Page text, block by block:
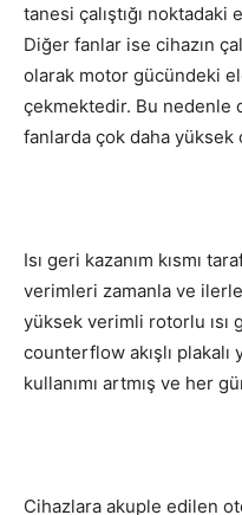
tanesi çalıştığı
Diğer fanlar ise cihazın
olarak motor gücündeki
çekmektedir. Bu nedenle
fanlarda çok daha yüksek
Isı geri kazanım kısmı
verimleri zamanla ve
yüksek verimli rotorlu ısı
counterflow akışlı
kullanımı artmış ve her
Cihazlara akuple edilen